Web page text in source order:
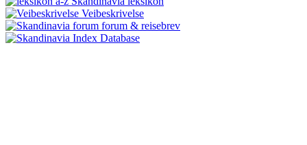
Veibeskrivelse
forum & reisebrev
Database